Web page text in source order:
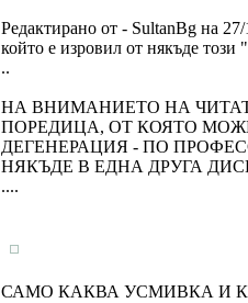
Редактирано от - SultanBg на
който е изровил от някъде
..
НА ВНИМАНИЕТО НА
ПОРЕДИЦА, ОТ КОЯТО
ДЕГЕНЕРАЦИЯ - ПО
НЯКЪДЕ В ЕДНА ДРУГА
....
САМО КАКВА УСМИВКА И